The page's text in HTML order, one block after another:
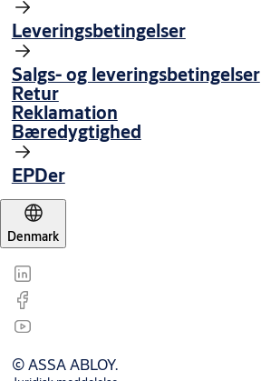
Leveringsbetingelser
Salgs- og leveringsbetingelser
Retur
Reklamation
Bæredygtighed
EPDer
Denmark
© ASSA ABLOY.